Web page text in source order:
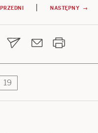
| NASTĘPNY →
19